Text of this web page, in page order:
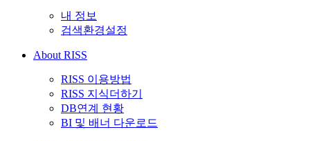
내 정보
검색환경설정
About RISS
RISS 이용방법
RISS 지식더하기
DB연계 현황
BI 및 배너 다운로드